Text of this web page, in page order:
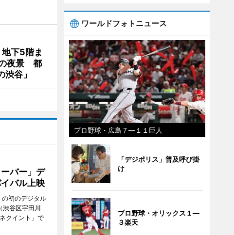
下5階ま
夜景 都
谷」
バー」デ
バル上映
初のデジタル
渋谷区宇田川
クイント」で
ワールドフォトニュース
プロ野球・広島７―１１巨人
「デジポリス」普及呼び掛
け
プロ野球・オリックス１―
３楽天